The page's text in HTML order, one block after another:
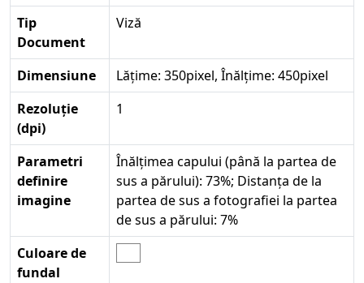
Tip
Document
Viză
Dimensiune
Lățime: 350pixel, Înălțime: 450pixel
Rezoluție
(dpi)
1
Parametri
definire
imagine
Înălțimea capului (până la partea de
sus a părului): 73%; Distanța de la
partea de sus a fotografiei la partea
de sus a părului: 7%
Culoare de
fundal